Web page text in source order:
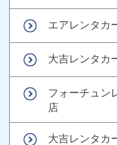
エアレンタカ
大吉レンタカ
フォーチュン
店
大吉レンタカ